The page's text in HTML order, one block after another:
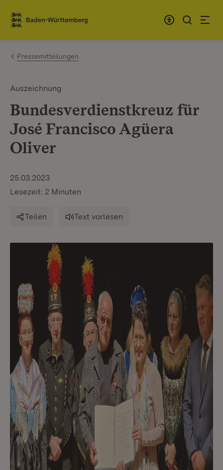
Zum Inhalt springen
Link zur Startseite
Pressemitteilungen
Auszeichnung
Bundesverdienstkreuz für
José Francisco Agüera
Oliver
25.03.2023
Lesezeit: 2 Minuten
Teilen Text vorlesen